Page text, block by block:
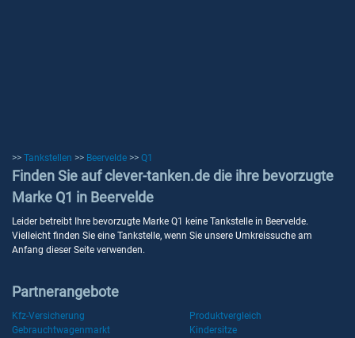
>> Tankstellen >> Beervelde >> Q1
Finden Sie auf clever-tanken.de die ihre bevorzugte
Marke Q1 in Beervelde
Leider betreibt Ihre bevorzugte Marke Q1 keine Tankstelle in Beervelde.
Vielleicht finden Sie eine Tankstelle, wenn Sie unsere Umkreissuche am
Anfang dieser Seite verwenden.
Partnerangebote
Kfz-Versicherung
Produktvergleich
Gebrauchtwagenmarkt
Kindersitze